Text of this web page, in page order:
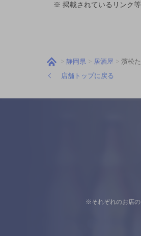
※ 掲載されているリンク
静岡県 居酒屋
濱松た
店舗トップに戻る
※それぞれのお店の